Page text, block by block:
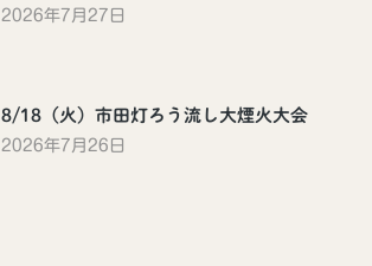
2026年7月27日
8/18（火）市田灯ろう流し大煙火大会
2026年7月26日